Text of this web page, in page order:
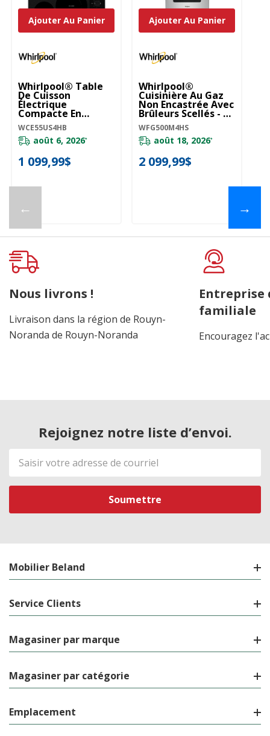
←
Whirlpool® Table
De Cuisson
Électrique
Compacte En
Vitrocéramique - 24
Po WCE55US4HB
WCE55US4HB
août 6, 2026*
1 099,99$
Ajouter Au Panier
Whirlpool®
Cuisinière Au Gaz
Non Encastrée Avec
Brûleurs Scellés - 3
Pi Cu WFG500M4HS
WFG500M4HS
août 18, 2026*
2 099,99$
Ajouter Au Panier
→
Nous livrons !
Livraison dans la région de Rouyn-
Noranda de Rouyn-Noranda
Entreprise
familiale
Encouragez
Rejoignez notre liste d’envoi.
Adresse
de
courriel
Mobilier Beland
Service Clients
Magasiner par marque
Magasiner par catégorie
Emplacement